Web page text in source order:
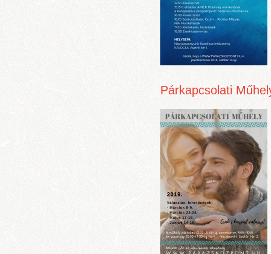
Párkapcsolati